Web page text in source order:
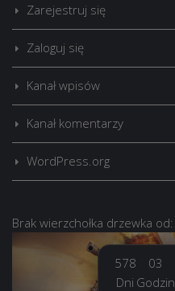
Zarejestruj się
Zaloguj się
Kanał wpisów
Kanał komentarzy
WordPress.org
Brak wierzchołka drzewka od:
578
Dni
03
Godzin